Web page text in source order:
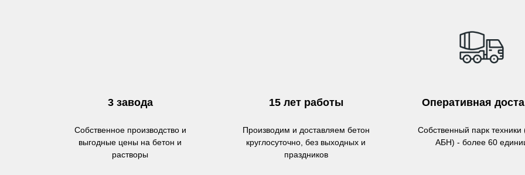
3 завода
Собственное производство и
выгодные цены на бетон и
растворы
15 лет работы
Производим и доставляем бетон
круглосуточно, без выходных и
праздников
Оперативная
Собственный парк
АБН) - более 60